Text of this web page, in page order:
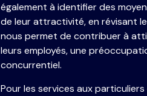
également à identifier des
de leur attractivité, en révisant
nous permet de contribuer à
leurs employés, une
concurrentiel.
Pour les services aux